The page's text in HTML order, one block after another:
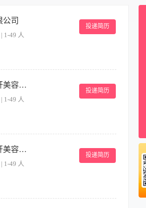
公司
1-49 人
投递简历
术、技术 任职资格： 1..形象好，气质佳，
！！ 福利待遇： 高底薪+业绩提成+技术
公司总裁
南宁西乡塘区臻美轩美容养生馆
1-49 人
投递简历
美容用品的采购提出建议。 5、参加美容
容产品和手法， 2、持有美容师证书者、
，良好的个人素质，较高的职业素养和道
南宁西乡塘区臻美轩美容养生馆
1-49 人
投递简历